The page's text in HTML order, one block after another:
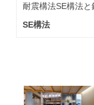
耐震構法SE構法と
SE構法